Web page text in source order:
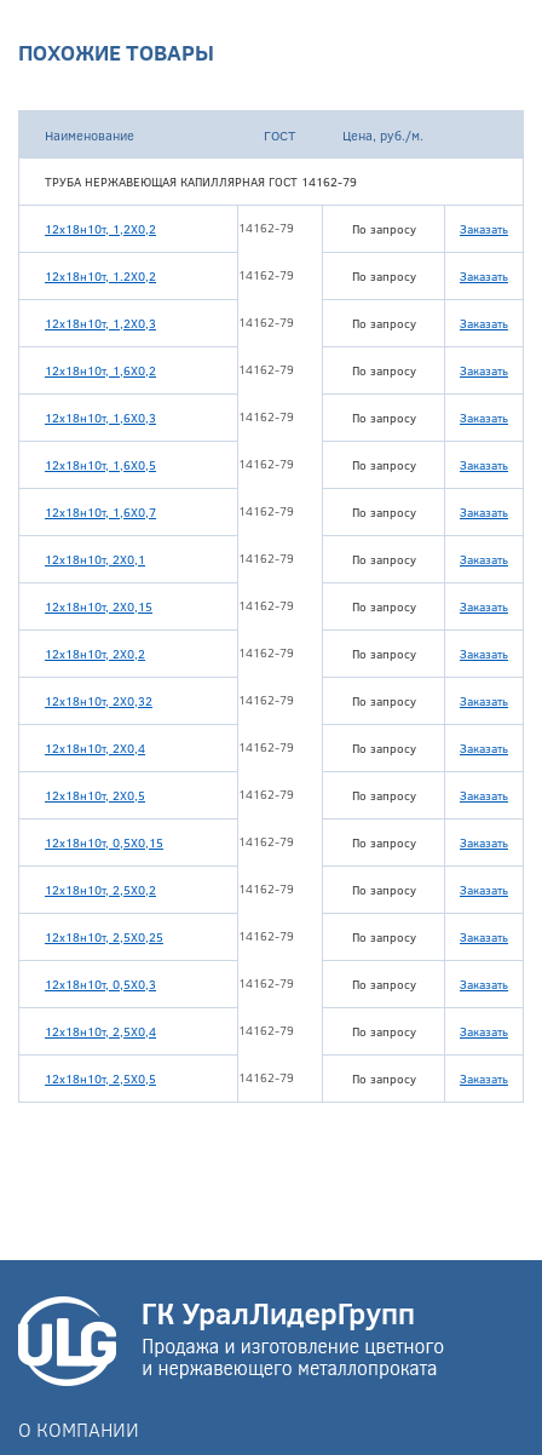
ПОХОЖИЕ ТОВАРЫ
Наименование ГОСТ Цена, руб./м.
ТРУБА НЕРЖАВЕЮЩАЯ КАПИЛЛЯРНАЯ ГОСТ 14162-79
12х18н10т, 1,2Х0,2 14162-79 По запросу Заказать
12х18н10т, 1.2Х0,2 14162-79 По запросу Заказать
12х18н10т, 1,2Х0,3 14162-79 По запросу Заказать
12х18н10т, 1,6Х0,2 14162-79 По запросу Заказать
12х18н10т, 1,6Х0,3 14162-79 По запросу Заказать
12х18н10т, 1,6Х0,5 14162-79 По запросу Заказать
12х18н10т, 1,6Х0,7 14162-79 По запросу Заказать
12х18н10т, 2Х0,1 14162-79 По запросу Заказать
12х18н10т, 2Х0,15 14162-79 По запросу Заказать
12х18н10т, 2Х0,2 14162-79 По запросу Заказать
12х18н10т, 2Х0,32 14162-79 По запросу Заказать
12х18н10т, 2Х0,4 14162-79 По запросу Заказать
12х18н10т, 2Х0,5 14162-79 По запросу Заказать
12х18н10т, 0,5Х0,15 14162-79 По запросу Заказать
12х18н10т, 2,5Х0,2 14162-79 По запросу Заказать
12х18н10т, 2,5Х0,25 14162-79 По запросу Заказать
12х18н10т, 0,5Х0,3 14162-79 По запросу Заказать
12х18н10т, 2,5Х0,4 14162-79 По запросу Заказать
12х18н10т, 2,5Х0,5 14162-79 По запросу Заказать
О КОМПАНИИ